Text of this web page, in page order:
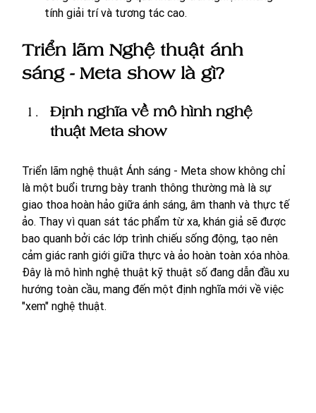
tính giải trí và tương tác cao.
Triển lãm Nghệ thuật ánh
sáng - Meta show là gì?
Định nghĩa về mô hình nghệ
thuật Meta show
Triển lãm nghệ thuật Ánh sáng - Meta show không chỉ
là một buổi trưng bày tranh thông thường mà là sự
giao thoa hoàn hảo giữa ánh sáng, âm thanh và thực tế
ảo. Thay vì quan sát tác phẩm từ xa, khán giả sẽ được
bao quanh bởi các lớp trình chiếu sống động, tạo nên
cảm giác ranh giới giữa thực và ảo hoàn toàn xóa nhòa.
Đây là mô hình nghệ thuật kỹ thuật số đang dẫn đầu xu
hướng toàn cầu, mang đến một định nghĩa mới về việc
"xem" nghệ thuật.